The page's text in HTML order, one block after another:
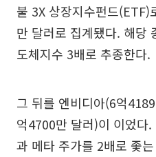
불 3X 상장지수펀드
만 달러로 집계됐다. 해당
도체지수 3배로 추종한다.
그 뒤를 엔비디아(6억
억4700만 달러)이 이었다
과 메타 주가를 2배로 좇